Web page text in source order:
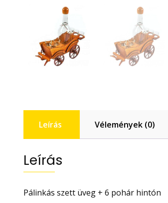
Leírás Vélemények (0)
Leírás
Pálinkás szett üveg + 6 pohár hintón